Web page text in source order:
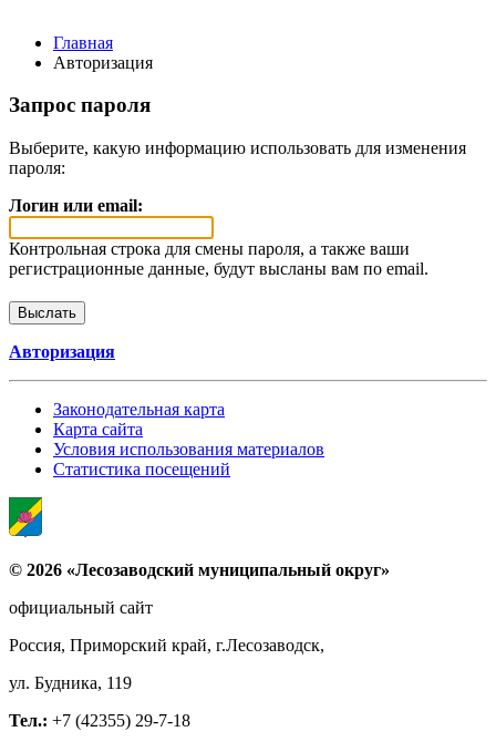
Главная
Авторизация
Запрос пароля
Выберите, какую информацию использовать для изменения
пароля:
Логин или email:
Контрольная строка для смены пароля, а также ваши
регистрационные данные, будут высланы вам по email.
Авторизация
Законодательная карта
Карта сайта
Условия использования материалов
Статистика посещений
© 2026 «Лесозаводский муниципальный округ»
официальный сайт
Россия, Приморский край, г.Лесозаводск,
ул. Будника, 119
Тел.: +7 (42355) 29-7-18